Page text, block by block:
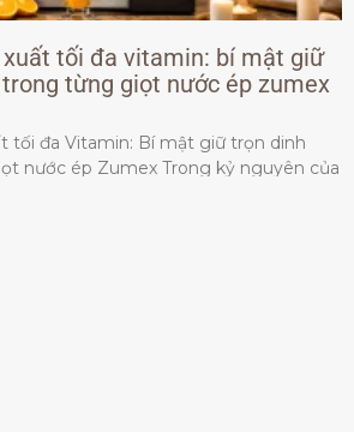
tối đa vitamin: bí mật giữ
từng giọt nước ép zumex
tối đa Vitamin: Bí mật giữ trọn dinh
nước ép Zumex Trong kỷ nguyên của